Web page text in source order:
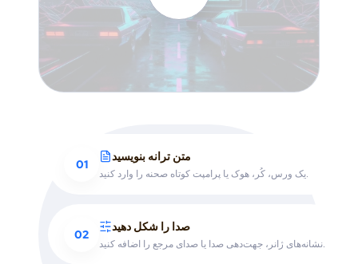
01
متن ترانه بنویسید
یک ورس، کُر، هوک یا پرامپت کوتاه صحنه را وارد کنید.
02
صدا را شکل دهید
نشانه‌های ژانر، جهت‌دهی صدا یا صدای مرجع را اضافه کنید.